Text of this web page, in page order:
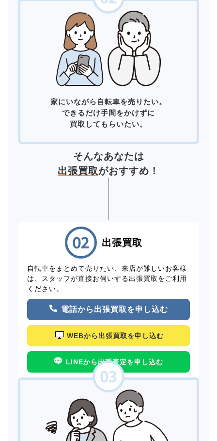
家にいながら自転車を売りたい。
できるだけ手間をかけずに
買取してもらいたい。
そんなあなたは
出張買取がおすすめ！
出張買取
自転車をまとめて売りたい、来店が難しいお客様
は、スタッフが直接お伺いする出張買取をご利用
ください。
電話から出張買取を申し込む
WEBから出張買取を申し込む
LINEから出張査定を申し込む